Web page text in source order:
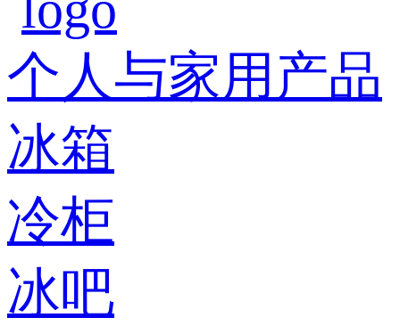
个人与家用产品
冰箱
冷柜
冰吧